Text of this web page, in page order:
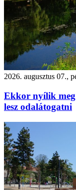
2026. augusztus 07.,
Ekkor nyílik meg
lesz odalátogatni